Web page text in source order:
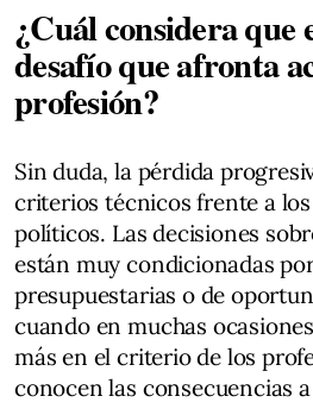
¿Cuál considera que
desafío que afronta
profesión?
Sin duda, la pérdida
criterios técnicos frente a
políticos. Las decisiones
están muy condicionadas
presupuestarias o de
cuando en muchas
más en el criterio de los
conocen las consecuencias